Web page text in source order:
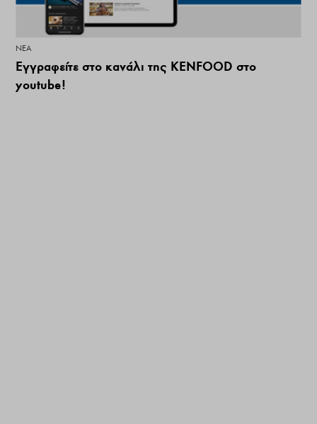
ΝΕΑ
Εγγραφείτε στο κανάλι της KENFOOD στο
youtube!